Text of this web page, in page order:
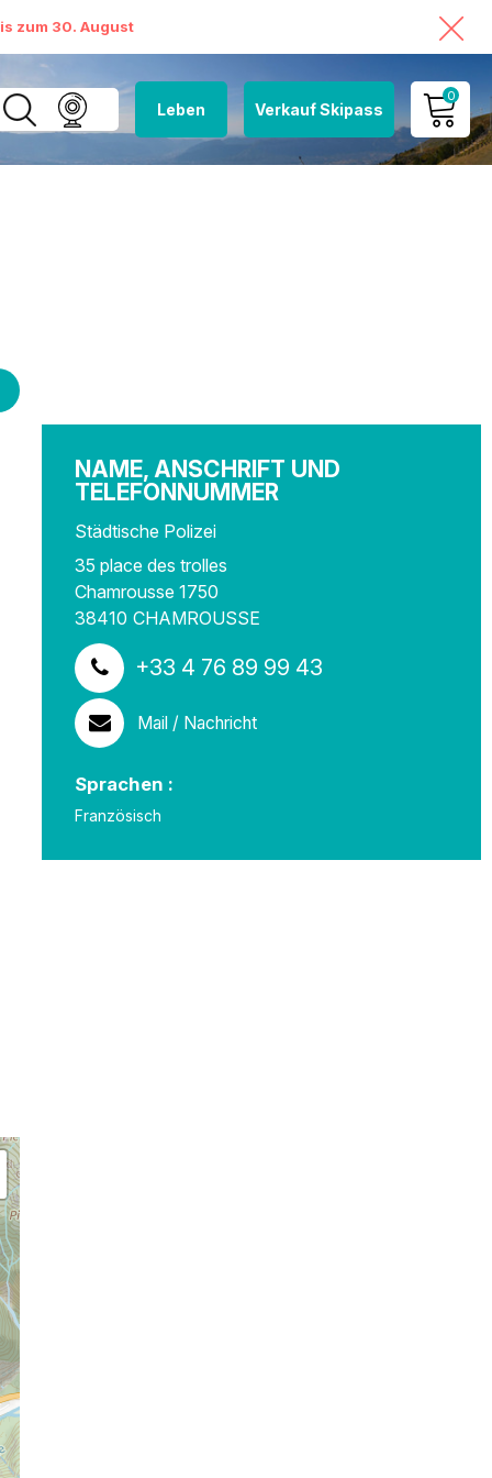
zum 30. August
Leben Verkauf Skipass
0
MEIN KONTO
NAME, ANSCHRIFT UND
TELEFONNUMMER
Städtische Polizei
35 place des trolles
Chamrousse 1750
38410 CHAMROUSSE
+33 4 76 89 99 43
Mail / Nachricht
Sprachen :
Französisch